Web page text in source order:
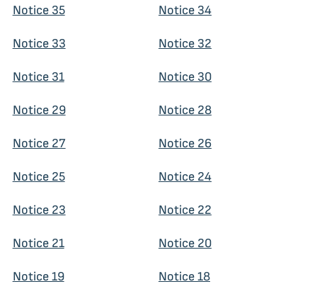
Notice 35 Notice 34
Notice 33 Notice 32
Notice 31 Notice 30
Notice 29 Notice 28
Notice 27 Notice 26
Notice 25 Notice 24
Notice 23 Notice 22
Notice 21 Notice 20
Notice 19 Notice 18